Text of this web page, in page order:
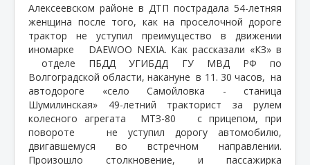
Алексеевском районе в ДТП пострадала 54-летняя
женщина после того, как на проселочной дороге
трактор не уступил преимущество в движении
иномарке
DАЕWОО NЕХIА. Как рассказали «КЗ» в
отделе ПБДД УГИБДД ГУ МВД РФ по
Волгоградской области, накануне в 11. 30 часов, на
автодороге «село Самойловка - станица
Шумилинская» 49-летний тракторист за рулем
колесного агрегата
МТЗ-80
с прицепом, при
повороте
не уступил дорогу автомобилю,
двигавшемуся во встречном направлении.
Произошло столкновение, и пассажирка